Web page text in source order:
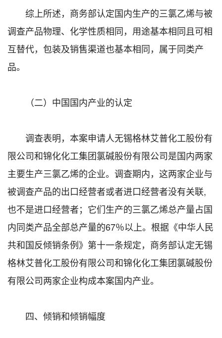
综上所述，商务部认定国内生产的三氯乙烯与被
调查产品物理、化学性质相同，用途基本相同且可相
互替代，包装及销售渠道也基本相同，属于同类产
品。
（二）中国国内产业的认定
调查表明，本案申请人无锡格林艾普化工股份有
限公司和锦化化工集团氯碱股份有限公司是国内两家
主要生产三氯乙烯的企业。调查期内，这两家企业与
被调查产品的出口经营者或者进口经营者没有关联,
也不是进口经营者；它们生产的三氯乙烯总产量占国
内同类产品全部总产量的67％以上。根据《中华人民
共和国反倾销条例》第十一条规定，商务部认定无锡
格林艾普化工股份有限公司和锦化化工集团氯碱股份
有限公司两家企业构成本案国内产业。
四、倾销和倾销幅度